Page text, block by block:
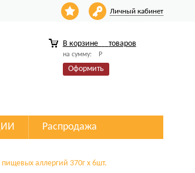
Личный кабинет
В корзине товаров
на сумму: Р
Оформить
Распродажа
аллергий 370г х 6шт.